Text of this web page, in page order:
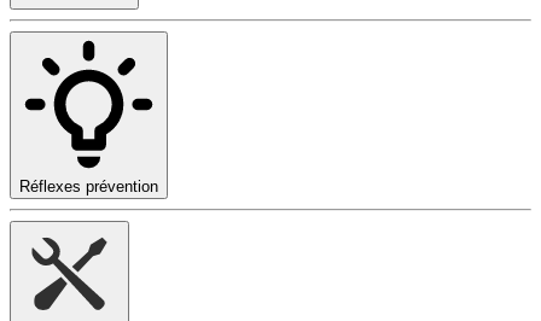
Réflexes prévention